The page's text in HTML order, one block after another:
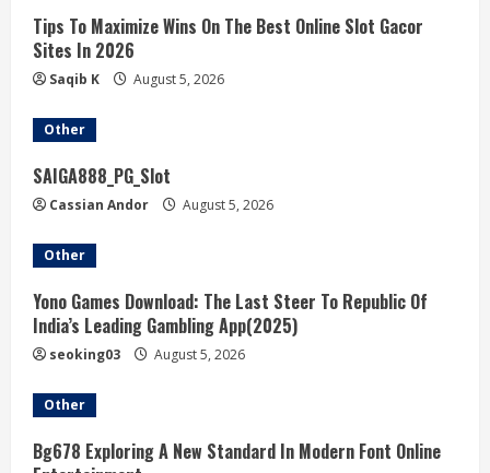
Tips To Maximize Wins On The Best Online Slot Gacor
Sites In 2026
Saqib K August 5, 2026
Other
SAIGA888_PG_Slot
Cassian Andor August 5, 2026
Other
Yono Games Download: The Last Steer To Republic Of
India’s Leading Gambling App(2025)
seoking03 August 5, 2026
Other
Bg678 Exploring A New Standard In Modern Font Online